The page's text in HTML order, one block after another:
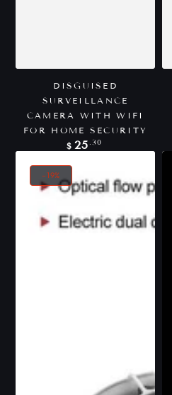
DISGUISED
SURVEILLANCE
CAMERA WITH WIFI
FOR HOME SECURITY
Precio
regular
$ 25 .30
–19%